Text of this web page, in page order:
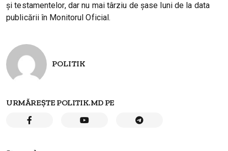
și testamentelor, dar nu mai târziu de șase luni de la data
publicării în Monitorul Oficial.
POLITIK
URMĂREȘTE POLITIK.MD PE